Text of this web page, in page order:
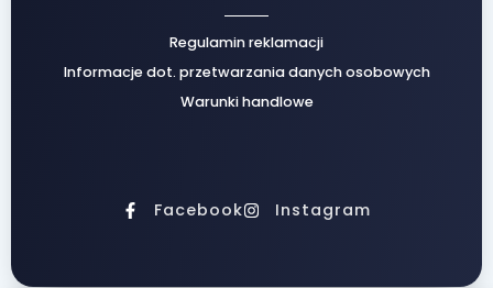
Regulamin reklamacji
Informacje dot. przetwarzania danych osobowych
Warunki handlowe
Facebook Instagram